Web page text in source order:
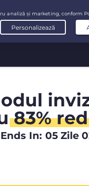
83%
In: 05 Zile